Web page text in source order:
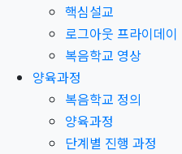
핵심설교
로그아웃 프라이데이
복음학교 영상
양육과정
복음학교 정의
양육과정
단계별 진행 과정